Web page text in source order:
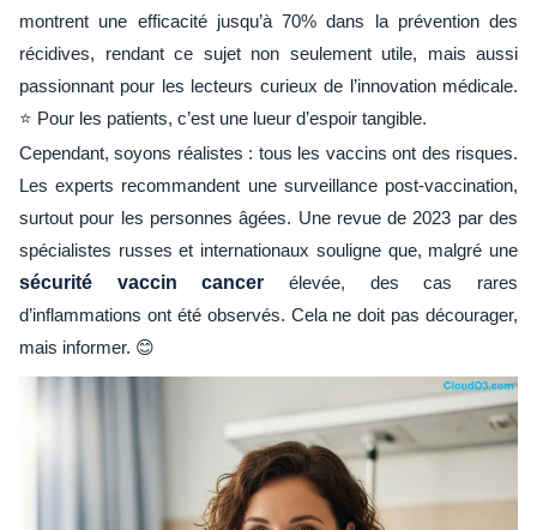
montrent une efficacité jusqu’à 70% dans la prévention des
récidives, rendant ce sujet non seulement utile, mais aussi
passionnant pour les lecteurs curieux de l’innovation médicale.
⭐ Pour les patients, c’est une lueur d’espoir tangible.
Cependant, soyons réalistes : tous les vaccins ont des risques.
Les experts recommandent une surveillance post-vaccination,
surtout pour les personnes âgées. Une revue de 2023 par des
spécialistes russes et internationaux souligne que, malgré une
sécurité vaccin cancer élevée, des cas rares
d’inflammations ont été observés. Cela ne doit pas décourager,
mais informer. 😊